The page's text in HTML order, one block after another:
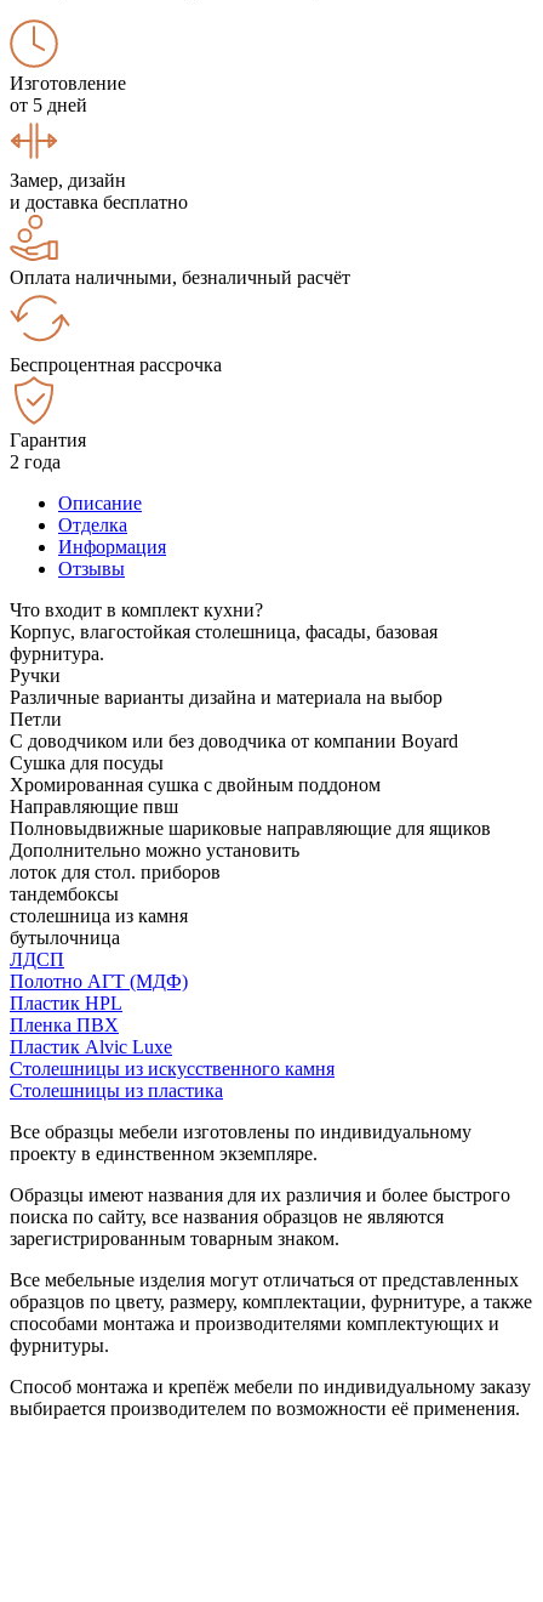
Изготовление
от 5 дней
Замер, дизайн
и доставка бесплатно
Оплата наличными, безналичный расчёт
Беспроцентная рассрочка
Гарантия
2 года
Описание
Отделка
Информация
Отзывы
Что входит в комплект кухни?
Корпус, влагостойкая столешница, фасады, базовая
фурнитура.
Ручки
Различные варианты дизайна и материала на выбор
Петли
С доводчиком или без доводчика от компании Boyard
Сушка для посуды
Хромированная сушка с двойным поддоном
Направляющие пвш
Полновыдвижные шариковые направляющие для ящиков
Дополнительно можно установить
лоток для стол. приборов
тандембоксы
столешница из камня
бутылочница
ЛДСП
Полотно АГТ (МДФ)
Пластик HPL
Пленка ПВХ
Пластик Alvic Luxe
Столешницы из искусственного камня
Столешницы из пластика
Все образцы мебели изготовлены по индивидуальному
проекту в единственном экземпляре.
Образцы имеют названия для их различия и более быстрого
поиска по сайту, все названия образцов не являются
зарегистрированным товарным знаком.
Все мебельные изделия могут отличаться от представленных
образцов по цвету, размеру, комплектации, фурнитуре, а также
способами монтажа и производителями комплектующих и
фурнитуры.
Способ монтажа и крепёж мебели по индивидуальному заказу
выбирается производителем по возможности её применения.